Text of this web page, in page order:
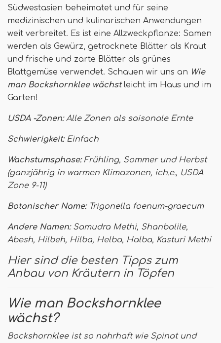
Südwestasien beheimatet und für seine
medizinischen und kulinarischen Anwendungen
weit verbreitet. Es ist eine Allzweckpflanze: Samen
werden als Gewürz, getrocknete Blätter als Kraut
und frische und zarte Blätter als grünes
Blattgemüse verwendet. Schauen wir uns an Wie
man Bockshornklee wächst leicht im Haus und im
Garten!
USDA -Zonen:Alle Zonen als saisonale Ernte
Schwierigkeit:Einfach
Wachstumsphase:Frühling, Sommer und Herbst
(ganzjährig in warmen Klimazonen, ich.e., USDA
Zone 9-11)
Botanischer Name:Trigonella foenum-graecum
Andere Namen:Samudra Methi, Shanbalile,
Abesh, Hilbeh, Hilba, Helba, Halba, Kasturi Methi
Hier sind die besten Tipps zum
Anbau von Kräutern in Töpfen
Wie man Bockshornklee
wächst?
Bockshornklee ist so nahrhaft wie Spinat und